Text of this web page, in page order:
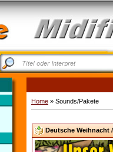
Home » Sounds/Pakete
Deutsche Weihnacht